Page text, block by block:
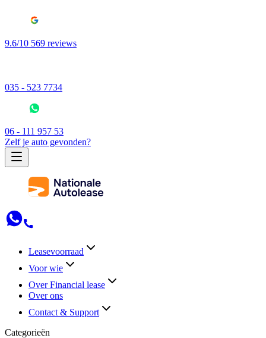
9.6/10 569 reviews
035 - 523 7734
06 - 111 957 53
Zelf je auto gevonden?
Leasevoorraad
Voor wie
Over Financial lease
Over ons
Contact & Support
Categorieën